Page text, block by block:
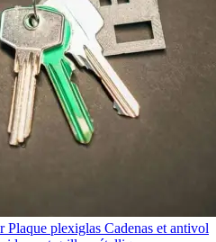
Plaque plexiglas Cadenas et antivol